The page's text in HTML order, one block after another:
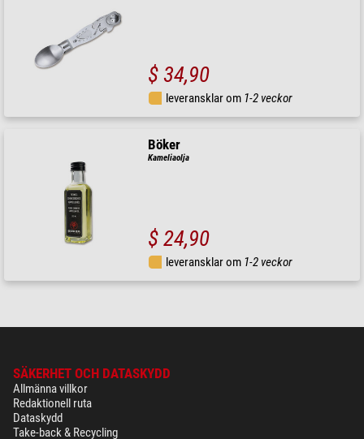
$ 34,90
leveransklar om 1-2 veckor
Böker
Kameliaolja
$ 24,90
leveransklar om 1-2 veckor
SÄKERHET OCH DATASKYDD
Allmänna villkor
Redaktionell ruta
Dataskydd
Take-back & Recycling